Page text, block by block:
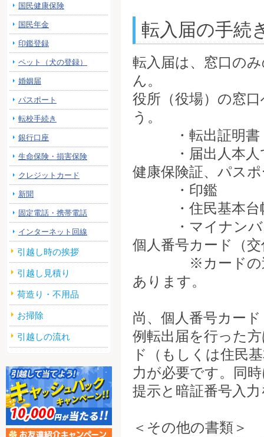
転入届の手続
転入届は、窓口の
ん。
役所（役場）の窓
う。
・転出証明書（
・届出人本人で
健康保険証、パス
・印鑑
・住民基本台帳
・マイナンバー
個人番号カード（
※カードの追記
あります。
尚、個人番号カー
例転出届を行った
ド（もしくは住民
力が必要です。同
提示と暗証番号入
＜その他の書類＞
国民健康保険
国民年金
印鑑登録
ペット（犬の登録）
婚姻届
パスポート
転校手続き
銀行口座
生命保険・損害保険
クレジットカード
新聞
固定電話・携帯電話
インターネット回線
引越し時の挨拶
引越し見積り
荷造り・不用品
お掃除
引越しの流れ